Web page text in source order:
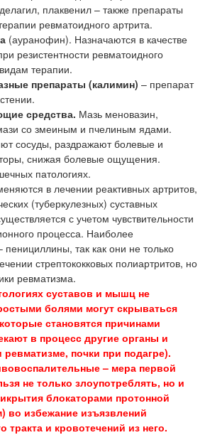
делагил, плаквенил – также препараты
ревматоидного артрита.
(ауранофин). Назначаются в качестве
резистентности ревматоидного
терапии.
препараты (калимин) – препарат
средства. Мазь меновазин,
со змеиным и пчелиным ядами.
сосуды, раздражают болевые и
снижая болевые ощущения.
патологиях.
в лечении реактивных артритов,
(туберкулезных) суставных
с учетом чувствительности
процесса. Наиболее
пенициллины, так как они не только
стрептококковых полиартритов, но
ревматизма.
суставов и мышц не
болями могут скрываться
становятся причинами
в процесс другие органы и
почки при подагре).
– мера первой
не только злоупотреблять, но и
блокаторами протонной
во избежание изъязвлений
тракта и кровотечений из него.